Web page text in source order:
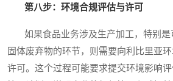
第八步：环境合规评估与许可
如果食品业务涉及生产加工，特别是
固体废弃物的环节，则需要向利比里亚
许可。这个过程可能要求提交环境影响